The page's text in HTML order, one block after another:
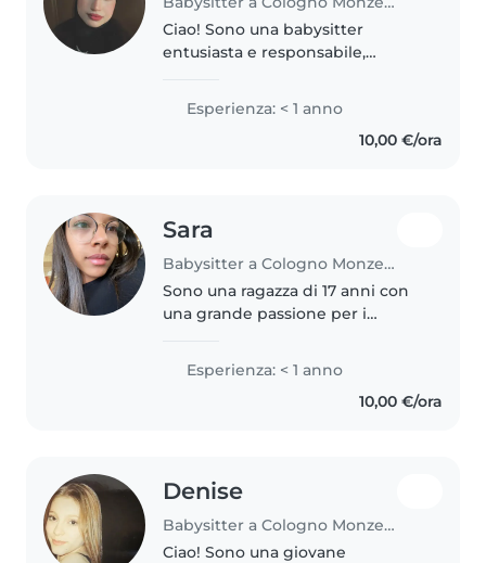
Ciao! Sono una babysitter
entusiasta e responsabile,
tuoi bambini. Parlo italiano,
francese, inglese e arabo, il che
mi permette di comunicare
Esperienza: < 1 anno
10,00 €/ora
Sara
Babysitter a Cologno Monzese
Sono una ragazza di 17 anni con
una grande passione per i
francese, inglese e italiano, il che
mi rende un'ottima candidata
Esperienza: < 1 anno
10,00 €/ora
Denise
Babysitter a Cologno Monzese
Ciao! Sono una giovane